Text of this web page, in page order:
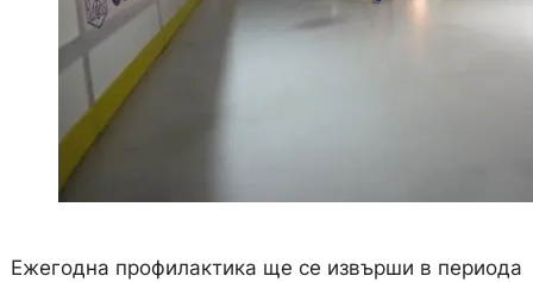
Ежегодна профилактика ще се извърши в периода